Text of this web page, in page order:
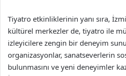
Tiyatro etkinliklerinin yanı sıra,
kültürel merkezler de, tiyatro ile
izleyicilere zengin bir deneyim
organizasyonlar, sanatseverlerin
bulunmasını ve yeni deneyimler